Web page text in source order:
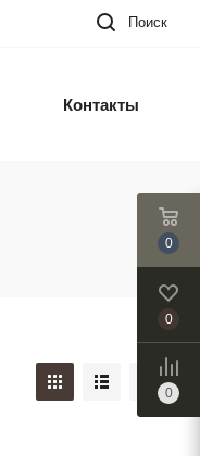
Поиск
Контакты
0
0
0